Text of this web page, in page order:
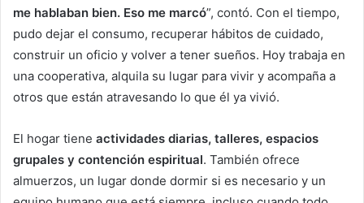
me hablaban bien. Eso me marcó”, contó. Con el tiempo,
pudo dejar el consumo, recuperar hábitos de cuidado,
construir un oficio y volver a tener sueños. Hoy trabaja en
una cooperativa, alquila su lugar para vivir y acompaña a
otros que están atravesando lo que él ya vivió.
El hogar tiene actividades diarias, talleres, espacios
grupales y contención espiritual. También ofrece
almuerzos, un lugar donde dormir si es necesario y un